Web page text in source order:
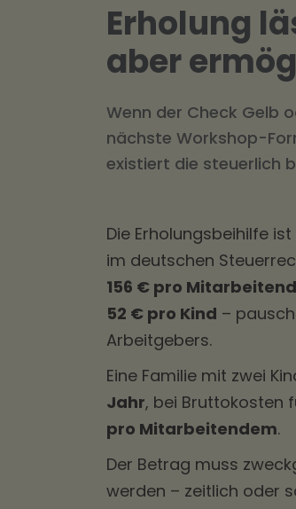
Erholung
aber
Wenn der Check Gelb
nächste Workshop-
existiert die steuerlich
Die Erholungsbeihilfe
im deutschen
156 € pro
52 € pro Kind –
Arbeitgebers.
Eine Familie mit zwei
Jahr, bei Bruttokosten
pro Mitarbeitendem.
Der Betrag muss
werden – zeitlich oder